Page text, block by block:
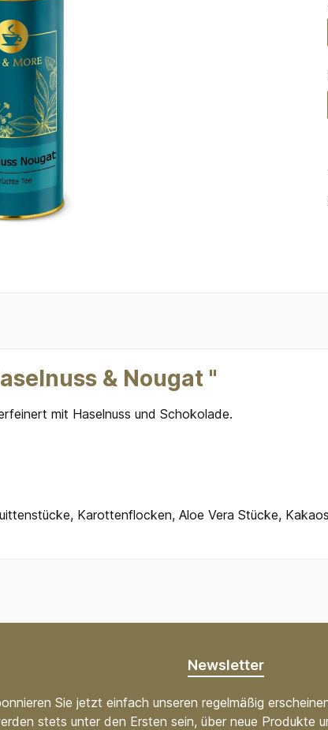
& Nougat "
mit Haselnuss und Schokolade.
Karottenflocken, Aloe Vera Stücke,
Newsletter
Sie jetzt einfach unseren regelmäßig
stets unter den Ersten sein, über neue Produkte